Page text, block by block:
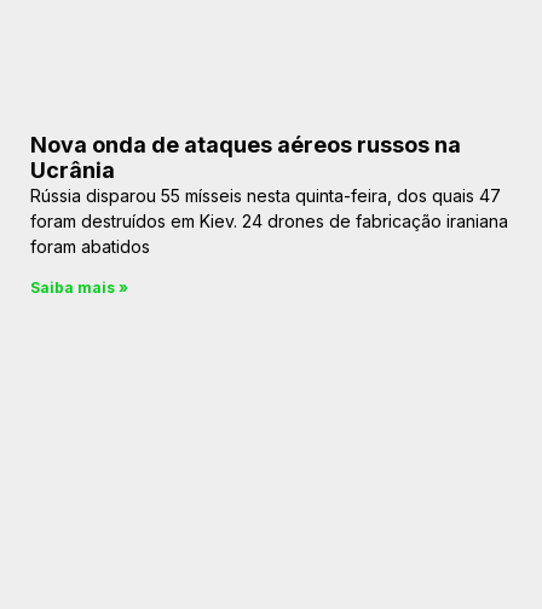
Nova onda de ataques aéreos russos na
Ucrânia
Rússia disparou 55 mísseis nesta quinta-feira, dos quais 47
foram destruídos em Kiev. 24 drones de fabricação iraniana
foram abatidos
Saiba mais »